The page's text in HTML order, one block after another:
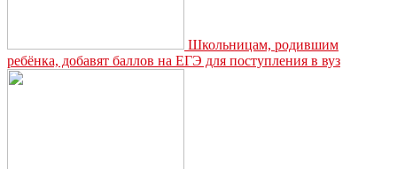
Школьницам, родившим
ребёнка, добавят баллов на ЕГЭ для поступления в вуз